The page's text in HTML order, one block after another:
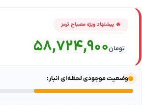
تومان58,724,900
وضعیت موجودی لحظه‌ای انبار: